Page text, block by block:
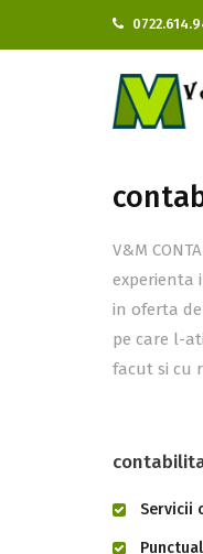
V&M
experienta
in oferta
pe care l-
facut si cu
Servicii